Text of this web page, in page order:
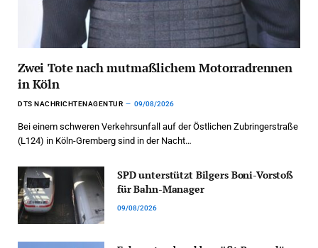
Zwei Tote nach mutmaßlichem Motorradrennen
in Köln
DTS NACHRICHTENAGENTUR 09/08/2026
Bei einem schweren Verkehrsunfall auf der Östlichen Zubringerstraße
(L124) in Köln-Gremberg sind in der Nacht…
SPD unterstützt Bilgers Boni-Vorstoß
für Bahn-Manager
09/08/2026